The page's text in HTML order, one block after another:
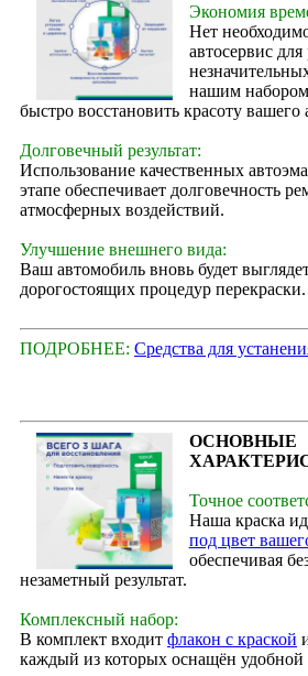
Экономия
Нет
автосервис для
нашим
быстро восстановить красоту вашего
Долговечный результат:
Использование качественных
этапе обеспечивает долговечность
атмосферных воздействий.
Улучшение внешнего вида:
Ваш автомобиль вновь будет
дорогостоящих процедур перекраски.
ПОДРОБНЕЕ: Средства для
ОСНОВНЫЕ
Точное
Наша краска
под цвет
обеспечивая
незаметный результат.
Комплексный набор:
В комплект входит флакон с краской
каждый из которых оснащён удобной